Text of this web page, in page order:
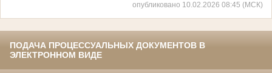
опубликовано 10.02.2026 08:45 (МСК)
ПОДАЧА ПРОЦЕССУАЛЬНЫХ ДОКУМЕНТОВ В
ЭЛЕКТРОННОМ ВИДЕ